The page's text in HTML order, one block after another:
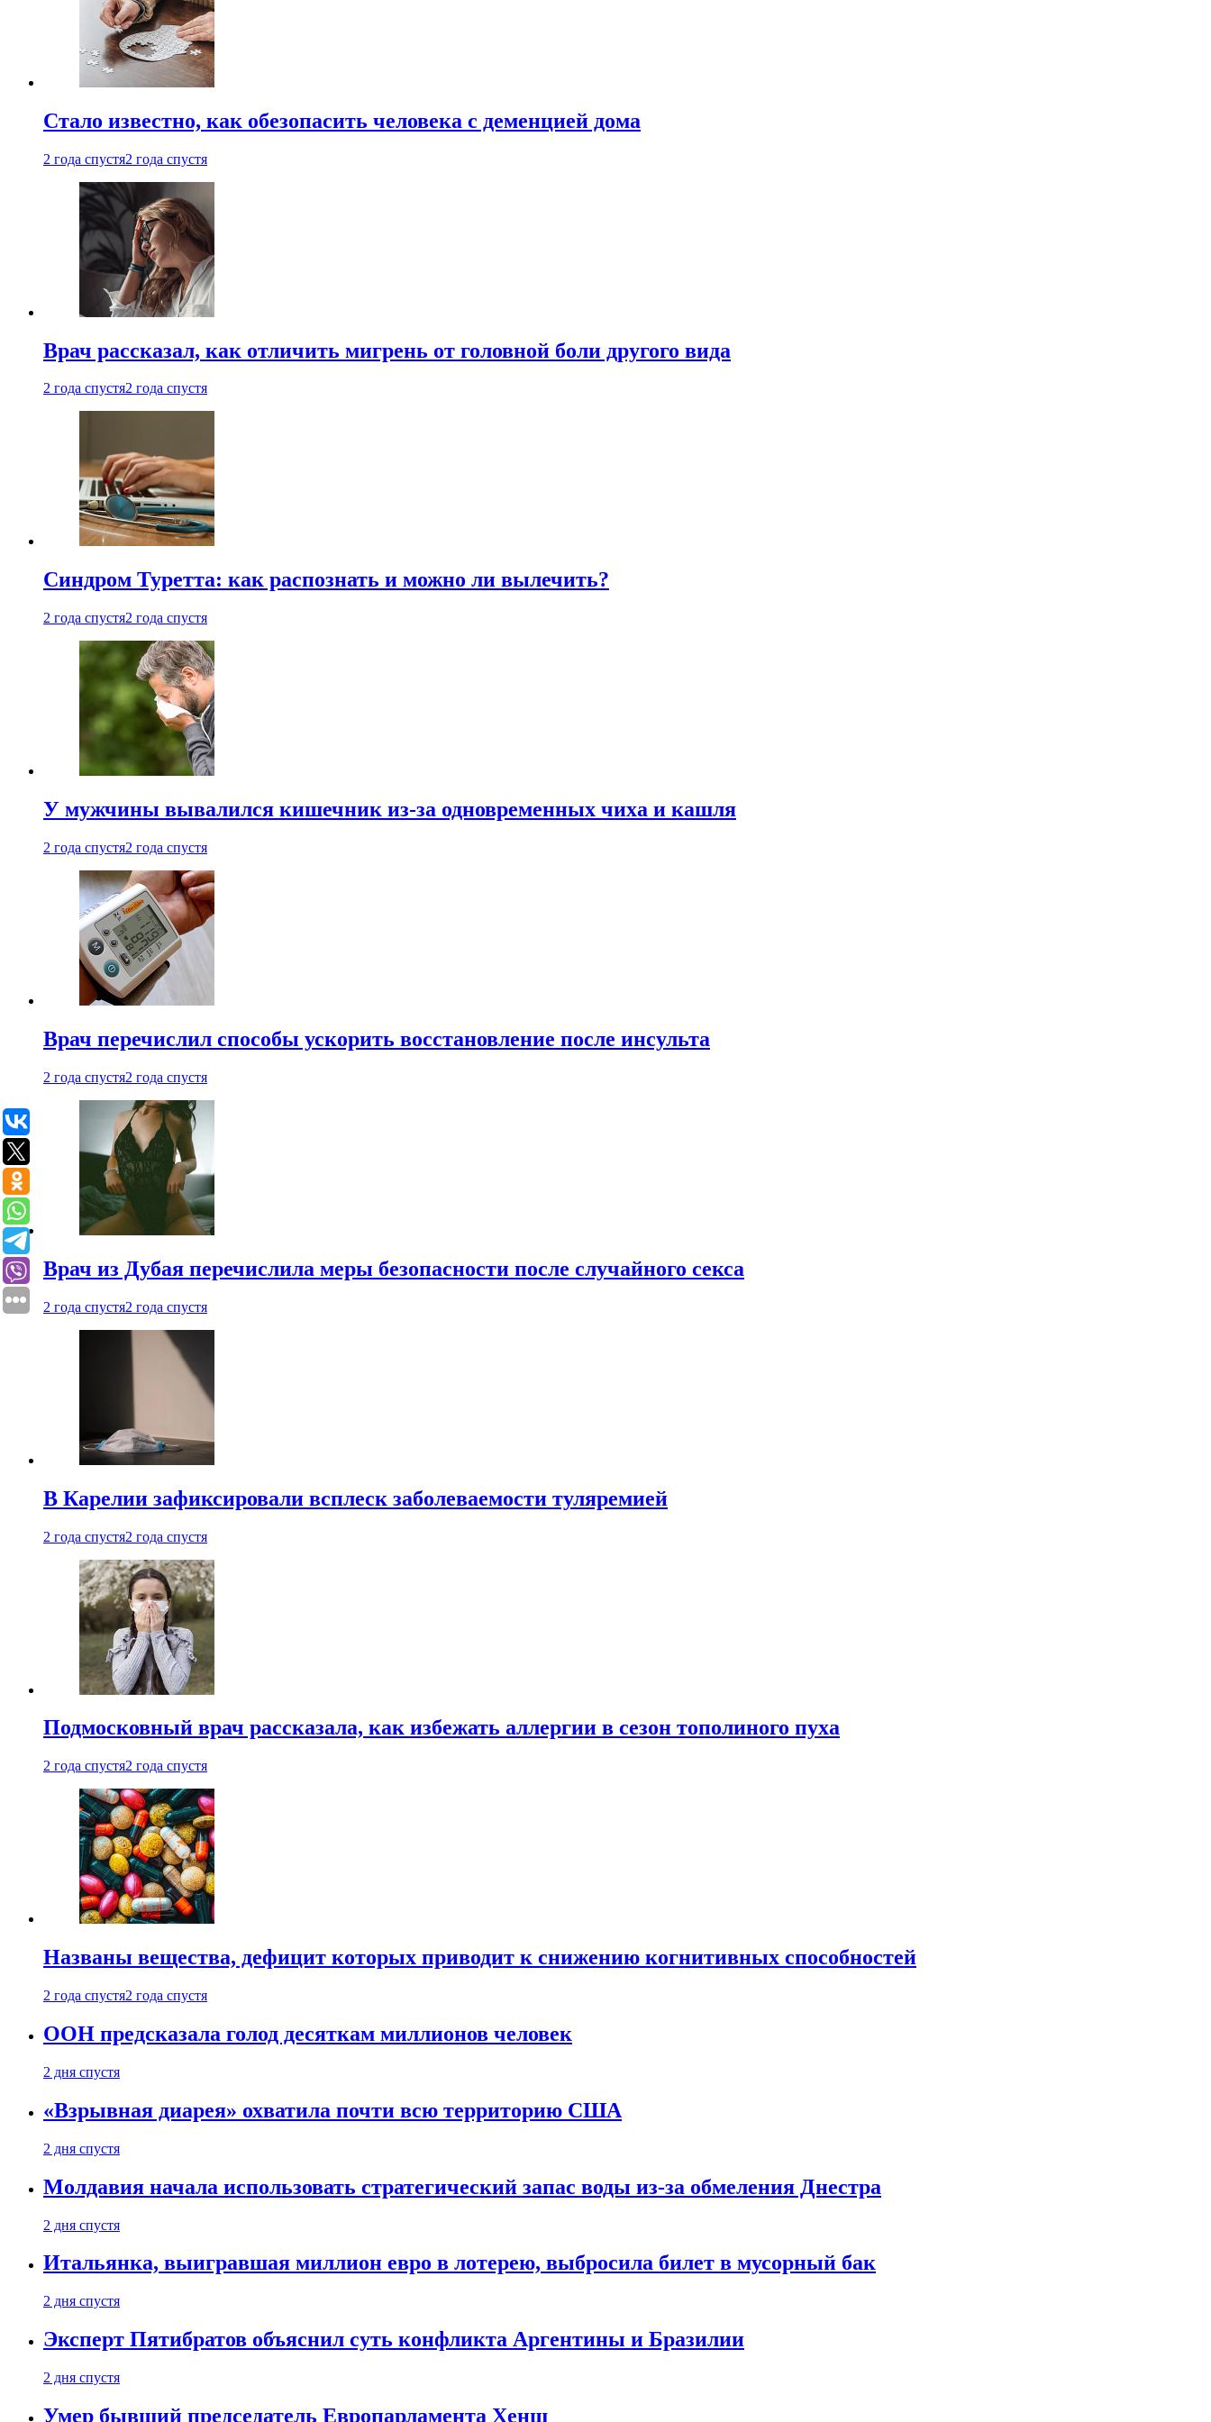
Стало известно, как обезопасить человека с деменцией дома
2 года спустя2 года спустя
Врач рассказал, как отличить мигрень от головной боли другого вида
2 года спустя2 года спустя
Синдром Туретта: как распознать и можно ли вылечить?
2 года спустя2 года спустя
У мужчины вывалился кишечник из-за одновременных чиха и кашля
2 года спустя2 года спустя
Врач перечислил способы ускорить восстановление после инсульта
2 года спустя2 года спустя
Врач из Дубая перечислила меры безопасности после случайного секса
2 года спустя2 года спустя
В Карелии зафиксировали всплеск заболеваемости туляремией
2 года спустя2 года спустя
Подмосковный врач рассказала, как избежать аллергии в сезон тополиного пуха
2 года спустя2 года спустя
Названы вещества, дефицит которых приводит к снижению когнитивных способностей
2 года спустя2 года спустя
ООН предсказала голод десяткам миллионов человек
2 дня спустя
«Взрывная диарея» охватила почти всю территорию США
2 дня спустя
Молдавия начала использовать стратегический запас воды из-за обмеления Днестра
2 дня спустя
Итальянка, выигравшая миллион евро в лотерею, выбросила билет в мусорный бак
2 дня спустя
Эксперт Пятибратов объяснил суть конфликта Аргентины и Бразилии
2 дня спустя
Умер бывший председатель Европарламента Хенш